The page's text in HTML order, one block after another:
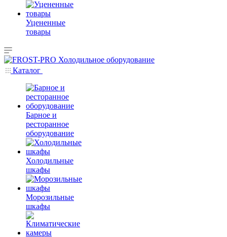
Уцененные
товары
Каталог
Барное и
ресторанное
оборудование
Холодильные
шкафы
Морозильные
шкафы